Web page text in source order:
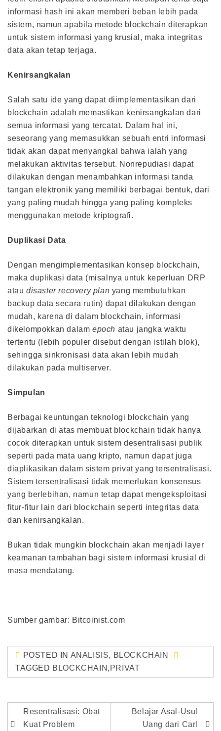
informasi hash ini akan memberi beban lebih pada
sistem, namun apabila metode blockchain diterapkan
untuk sistem informasi yang krusial, maka integritas
data akan tetap terjaga.
Kenirsangkalan
Salah satu ide yang dapat diimplementasikan dari
blockchain adalah memastikan kenirsangkalan dari
semua informasi yang tercatat. Dalam hal ini,
seseorang yang memasukkan sebuah entri informasi
tidak akan dapat menyangkal bahwa ialah yang
melakukan aktivitas tersebut. Nonrepudiasi dapat
dilakukan dengan menambahkan informasi tanda
tangan elektronik yang memiliki berbagai bentuk, dari
yang paling mudah hingga yang paling kompleks
menggunakan metode kriptografi.
Duplikasi Data
Dengan mengimplementasikan konsep blockchain,
maka duplikasi data (misalnya untuk keperluan DRP
atau disaster recovery plan yang membutuhkan
backup data secara rutin) dapat dilakukan dengan
mudah, karena di dalam blockchain, informasi
dikelompokkan dalamepoch atau jangka waktu
tertentu (lebih populer disebut dengan istilah blok),
sehingga sinkronisasi data akan lebih mudah
dilakukan pada multiserver.
Simpulan
Berbagai keuntungan teknologi blockchain yang
dijabarkan di atas membuat blockchain tidak hanya
cocok diterapkan untuk sistem desentralisasi publik
seperti pada mata uang kripto, namun dapat juga
diaplikasikan dalam sistem privat yang tersentralisasi.
Sistem tersentralisasi tidak memerlukan konsensus
yang berlebihan, namun tetap dapat mengeksploitasi
fitur-fitur lain dari blockchain seperti integritas data
dan kenirsangkalan.
Bukan tidak mungkin blockchain akan menjadi layer
keamanan tambahan bagi sistem informasi krusial di
masa mendatang.
Sumber gambar: Bitcoinist.com
POSTED IN ANALISIS, BLOCKCHAIN
TAGGED BLOCKCHAIN , PRIVAT
Post
navigation
Resentralisasi: Obat
Kuat Problem
Belajar Asal-Usul
Uang dari Carl